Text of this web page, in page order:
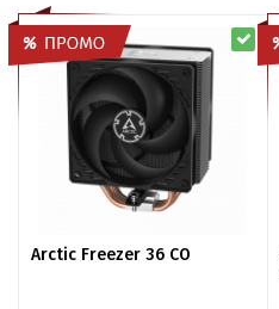
Arctic Freezer 36 CO